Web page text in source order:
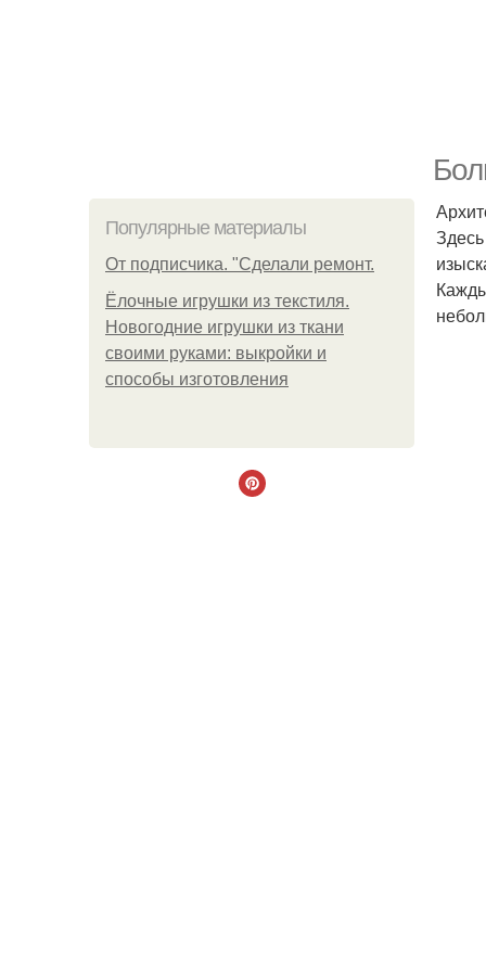
Популярные материалы
От подписчика. "Сделали ремонт.
Ёлочные игрушки из текстиля.
Новогодние игрушки из ткани
своими руками: выкройки и
способы изготовления